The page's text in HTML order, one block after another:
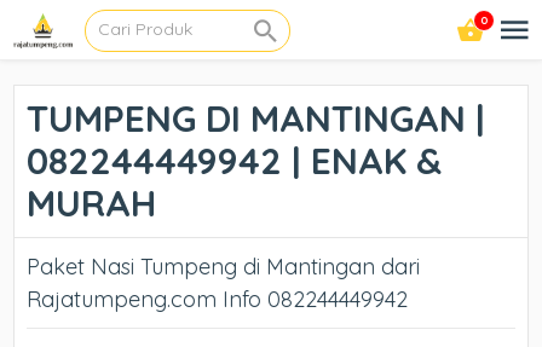
0
TUMPENG DI MANTINGAN |
082244449942 | ENAK &
MURAH
Paket Nasi Tumpeng di Mantingan dari
Rajatumpeng.com Info 082244449942